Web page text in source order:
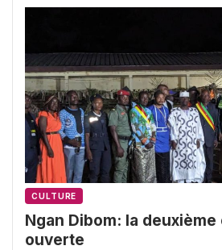
CULTURE
Ngan Dibom: la
ouverte